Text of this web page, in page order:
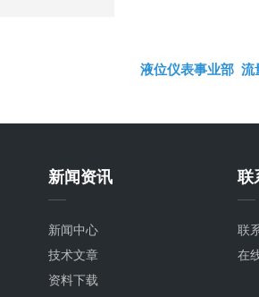
液位仪表事业部 流
新闻资讯
新闻中心
技术文章
资料下载
联
联
在